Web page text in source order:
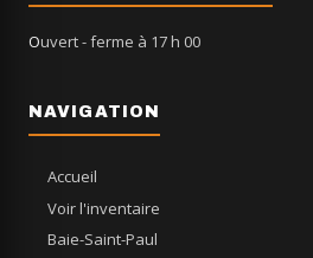
Ouvert- ferme à 17 h 00
NAVIGATION
Accueil
Voir l'inventaire
Baie-Saint-Paul